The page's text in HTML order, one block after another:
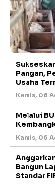
Pangan,
Usaha
Kamis, 06
Melalui
Kamis, 06
Bangun
Standar